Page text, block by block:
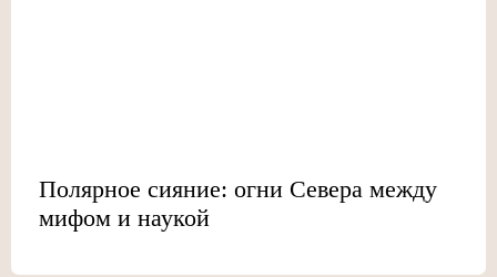
Полярное сияние: огни Севера между
мифом и наукой